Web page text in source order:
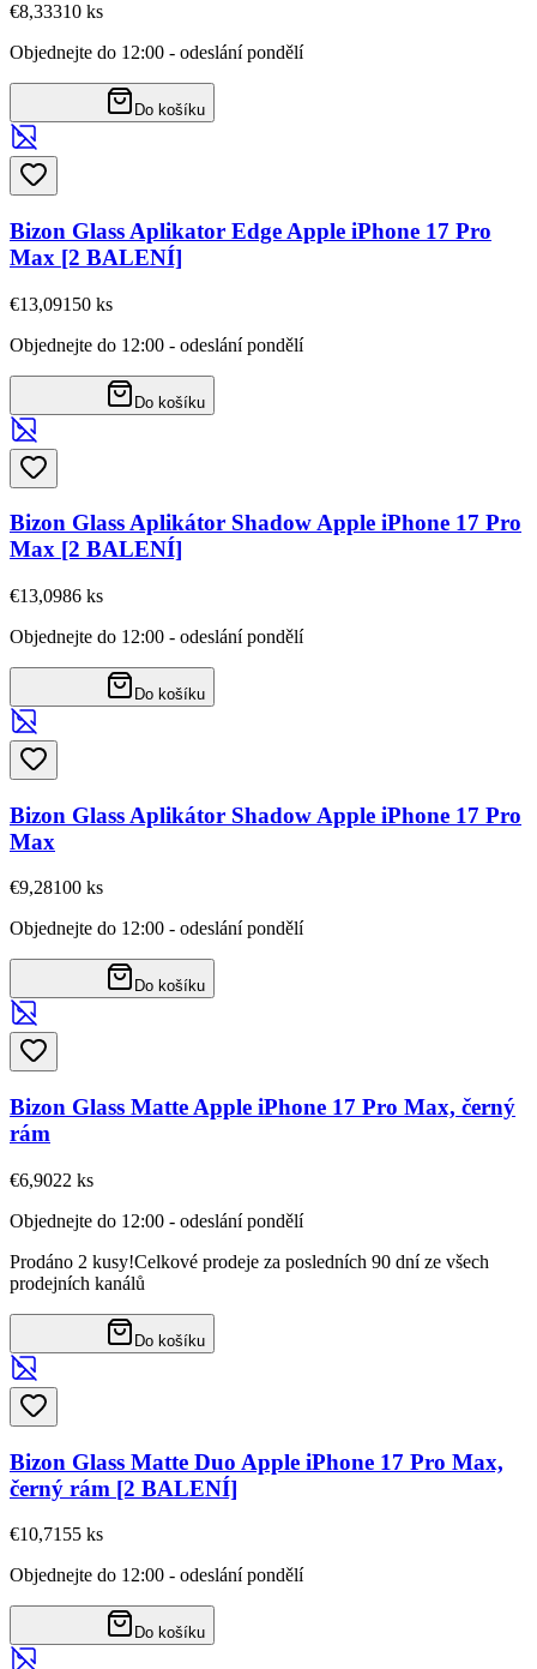
€8,33310 ks
Objednejte do 12:00 - odeslání pondělí
Do košíku
Bizon Glass Aplikator Edge Apple iPhone 17 Pro
Max [2 BALENÍ]
€13,09150 ks
Objednejte do 12:00 - odeslání pondělí
Do košíku
Bizon Glass Aplikátor Shadow Apple iPhone 17 Pro
Max [2 BALENÍ]
€13,0986 ks
Objednejte do 12:00 - odeslání pondělí
Do košíku
Bizon Glass Aplikátor Shadow Apple iPhone 17 Pro
Max
€9,28100 ks
Objednejte do 12:00 - odeslání pondělí
Do košíku
Bizon Glass Matte Apple iPhone 17 Pro Max, černý
rám
€6,9022 ks
Objednejte do 12:00 - odeslání pondělí
Prodáno 2 kusy!Celkové prodeje za posledních 90 dní ze všech
prodejních kanálů
Do košíku
Bizon Glass Matte Duo Apple iPhone 17 Pro Max,
černý rám [2 BALENÍ]
€10,71 55 ks
Objednejte do 12:00 - odeslání pondělí
Do košíku